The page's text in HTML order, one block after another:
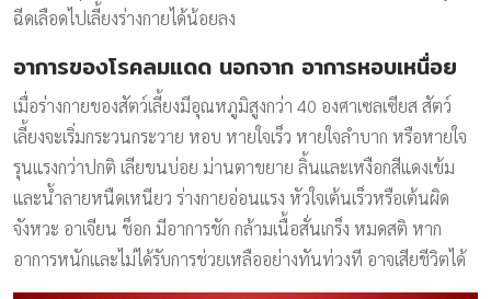
ฉีดเลือดไปเลี้ยงร่างกายได้น้อยลง
อาการของโรคลมแดด นอกจาก อาการหอบเหนื่อย
เมื่อร่างกายของสัตว์เลี้ยงมีอุณหภูมิสูงกว่า 40 องศาเซลเซียส สัตว์
เลี้ยงจะเริ่มกระวนกระวาย หอบ หายใจเร็ว หายใจลำบาก หรือหายใจ
รุนแรงกว่าปกติ เลียขนบ่อย ม่านตาขยาย ลิ้นและเหงือกสีแดงเข้ม
และน้ำลายหนืดเหนียว ร่างกายอ่อนแรง หัวใจเต้นเร็วหรือเต้นผิด
จังหวะ อาเจียน ช็อก มีอาการชัก กล้ามเนื้อสั่นเกร็ง หมดสติ หาก
อาการหนักและไม่ได้รับการช่วยเหลืออย่างทันท่วงที อาจเสียชีวิตได้